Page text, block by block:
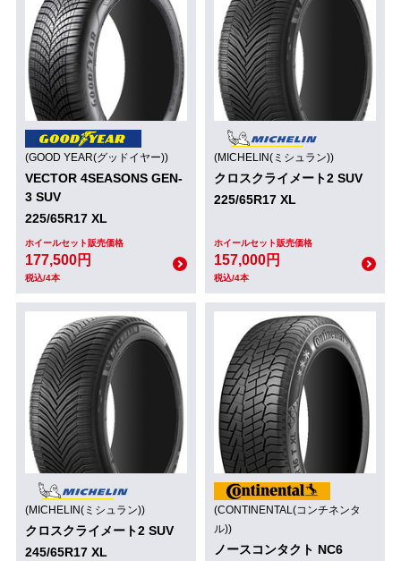
(GOOD YEAR(グッドイヤー))
VECTOR 4SEASONS GEN-
3 SUV
225/65R17 XL
ホイールセット販売価格
177,500円
税込/4本
(MICHELIN(ミシュラン))
クロスクライメート2 SUV
225/65R17 XL
ホイールセット販売価格
157,000円
税込/4本
(MICHELIN(ミシュラン))
クロスクライメート2 SUV
245/65R17 XL
(CONTINENTAL(コンチネンタ
ル))
ノースコンタクト NC6